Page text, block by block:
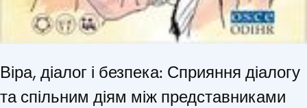
Віра, діалог і безпека: Сприяння діалогу
та спільним діям між представниками